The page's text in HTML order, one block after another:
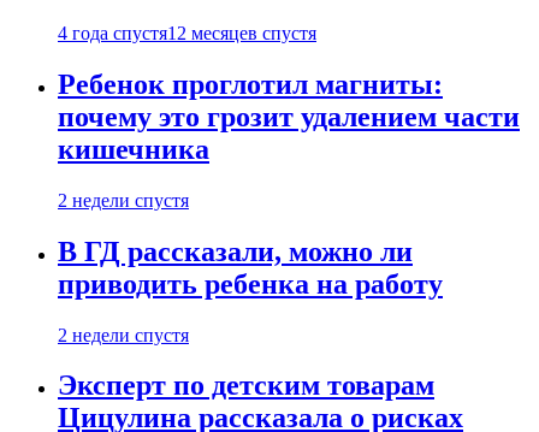
4 года спустя12 месяцев спустя
Ребенок проглотил магниты:
почему это грозит удалением части
кишечника
2 недели спустя
В ГД рассказали, можно ли
приводить ребенка на работу
2 недели спустя
Эксперт по детским товарам
Цицулина рассказала о рисках